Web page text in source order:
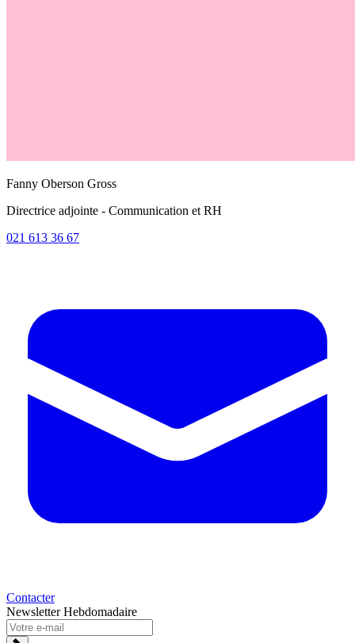
Fanny Oberson Gross
Directrice adjointe - Communication et RH
021 613 36 67
Contacter
Newsletter Hebdomadaire